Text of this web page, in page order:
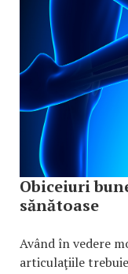
Obiceiuri
sănătoase
Având în vedere
articulaţiile